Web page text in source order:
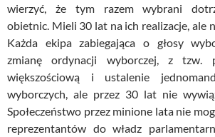
wierzyć, że tym razem wybrani
obietnic. Mieli 30 lat na ich realizacje, ale
Każda ekipa zabiegająca o głosy
zmianę ordynacji wyborczej, z tzw.
większościową i ustalenie
wyborczych, ale przez 30 lat nie
Społeczeństwo przez minione lata nie
reprezentantów do władz